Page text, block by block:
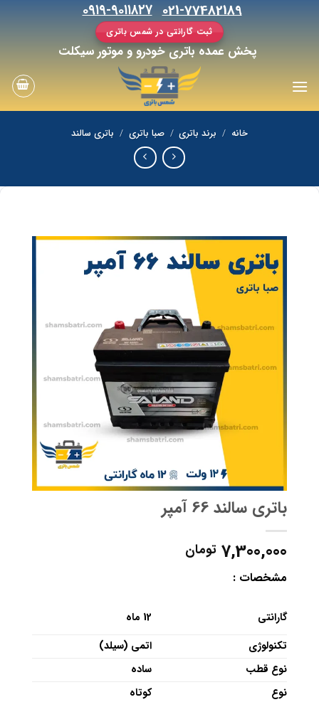
021-77482189 ۰۹۱۹-۹۰۱۱۸۲۷
ثبت گارانتی در شمس باتری
پخش عمده باتری خودرو و موتور سیکلت
خانه / برند باتری / صبا باتری / باتری سالند
باتری سالند 66 آمپر
7,300,000 تومان
مشخصات :
گارانتی
12 ماه
تکنولوژی
اتمی (سیلد)
نوع قطب
ساده
نوع
کوتاه